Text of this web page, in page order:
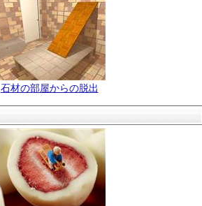
石材の部屋からの脱出